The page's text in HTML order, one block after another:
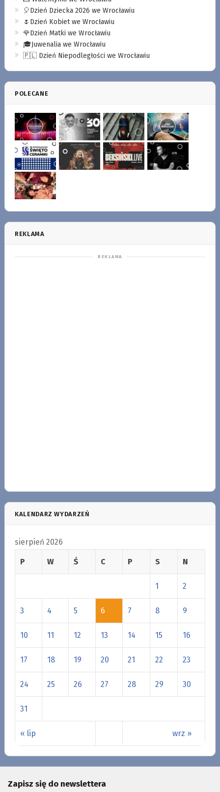
🎈Dzień Dziecka 2026 we Wrocławiu
🌷Dzień Kobiet we Wrocławiu
🌹Dzień Matki we Wrocławiu
🎓Juwenalia we Wrocławiu
🇵🇱 Dzień Niepodległości we Wrocławiu
POLECANE
REKLAMA
KALENDARZ WYDARZEŃ
sierpień 2026
P W Ś C P S N
« lip wrz »
1 2
3 4 5 6 7 8 9
10 11 12 13 14 15 16
17 18 19 20 21 22 23
24 25 26 27 28 29 30
31
Zapisz się do newslettera